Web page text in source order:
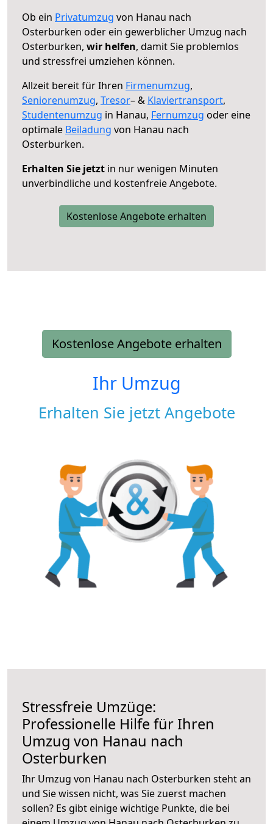
Ob ein Privatumzug von Hanau nach
Osterburken oder ein gewerblicher Umzug nach
Osterburken, wir helfen, damit Sie problemlos
und stressfrei umziehen können.
Allzeit bereit für Ihren Firmenumzug,
Seniorenumzug, Tresor– & Klaviertransport,
Studentenumzug in Hanau, Fernumzug oder eine
optimale Beiladung von Hanau nach
Osterburken.
Erhalten Sie jetzt in nur wenigen Minuten
unverbindliche und kostenfreie Angebote.
Kostenlose Angebote erhalten
Kostenlose Angebote erhalten
Ihr Umzug
Erhalten Sie jetzt Angebote
Stressfreie Umzüge:
Professionelle Hilfe für Ihren
Umzug von Hanau nach
Osterburken
Ihr Umzug von Hanau nach Osterburken steht an
und Sie wissen nicht, was Sie zuerst machen
sollen? Es gibt einige wichtige Punkte, die bei